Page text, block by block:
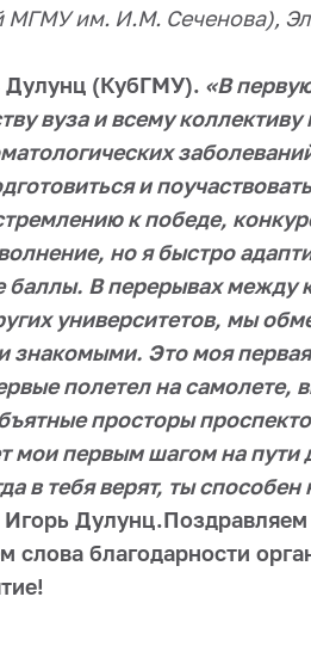
им. И.М. Сеченова),
Дулунц (КубГМУ). «В
вуза и всему
и
к победе,
но я быстро
В перерывах между
университетов, мы
Это моя
полетел на самолете,
просторы
мои первым шагом на пути
в тебя верят, ты способен
Игорь Дулунц.
благодарности